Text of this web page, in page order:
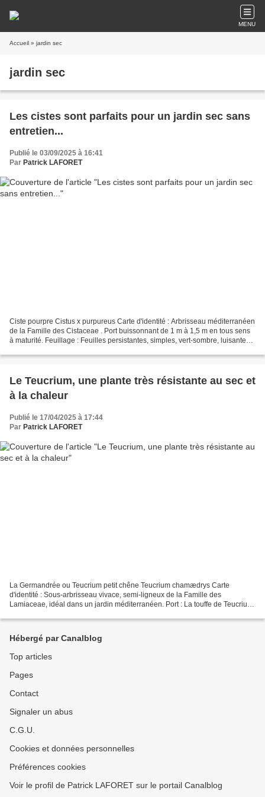
MENU
Accueil » jardin sec
jardin sec
Les cistes sont parfaits pour un jardin sec sans
entretien...
Publié le 03/09/2025 à 16:41
Par Patrick LAFORET
Ciste pourpre Cistus x purpureus Carte d'identité : Arbrisseau méditerranéen
de la Famille des Cistaceae . Port buissonnant de 1 m à 1,5 m en tous sens
à maturité. Feuillage : Feuilles persistantes, simples, vert-sombre, luisantes,
Le Teucrium, une plante très résistante au sec et
à la chaleur
Publié le 17/04/2025 à 17:44
Par Patrick LAFORET
La Germandrée ou Teucrium petit chêne Teucrium chamædrys Carte
d'identité : Sous-arbrisseau vivace, semi-ligneux de la Famille des
Lamiaceae, idéal dans un jardin méditerranéen. Port : La touffe de Teucrium
Hébergé par Canalblog
Top articles
Pages
Contact
Signaler un abus
C.G.U.
Cookies et données personnelles
Préférences cookies
Voir le profil de Patrick LAFORET sur le portail Canalblog